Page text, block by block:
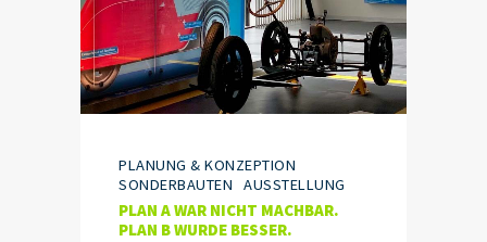
PLANUNG & KONZEPTION
SONDERBAUTEN
AUSSTELLUNG
PLAN A WAR NICHT MACHBAR.
PLAN B WURDE BESSER.